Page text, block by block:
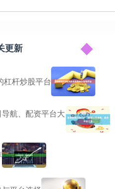
更新
杠杆炒股平台
航、配资平台大